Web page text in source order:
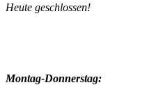
Heute geschlossen!
Montag-Donnerstag: